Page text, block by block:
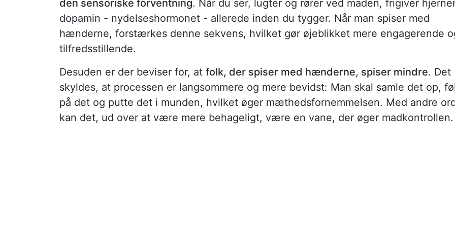
den sensoriske forventning. Når du ser, lugter og rører ved maden, frigiver
dopamin - nydelseshormonet - allerede inden du tygger. Når man spiser med
hænderne, forstærkes denne sekvens, hvilket gør øjeblikket mere engagerende
tilfredsstillende.
Desuden er der beviser for, at folk, der spiser med hænderne, spiser mindre. Det
skyldes, at processen er langsommere og mere bevidst: Man skal samle det op,
på det og putte det i munden, hvilket øger mæthedsfornemmelsen. Med andre
kan det, ud over at være mere behageligt, være en vane, der øger madkontrollen.